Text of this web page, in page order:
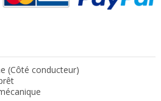
(Côté conducteur)